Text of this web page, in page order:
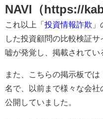
NAVI（https://
これ以上「 投資情報詐欺
した投資顧問の比較検証
嘘が発覚し、掲載されてい
また、こちらの掲示板で
名で、以前まで様々な会
公開していました。